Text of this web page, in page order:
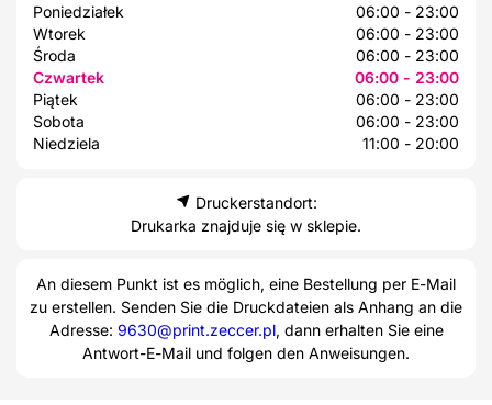
Poniedziałek
06:00 - 23:00
Wtorek
06:00 - 23:00
Środa
06:00 - 23:00
Czwartek
06:00 - 23:00
Piątek
06:00 - 23:00
Sobota
06:00 - 23:00
Niedziela
11:00 - 20:00
Druckerstandort:
Drukarka znajduje się w sklepie.
An diesem Punkt ist es möglich, eine Bestellung per E-Mail
zu erstellen. Senden Sie die Druckdateien als Anhang an die
Adresse: 9630@print.zeccer.pl, dann erhalten Sie eine
Antwort-E-Mail und folgen den Anweisungen.